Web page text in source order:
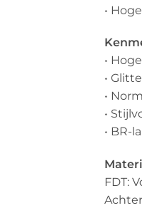
•
•
•
•
•
• BR-
FDT: